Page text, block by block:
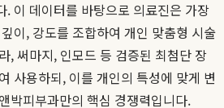
. 이 데이터를 바탕으로 의료진은 가장
이, 강도를 조합하여 개인 맞춤형 시술
, 써마지, 인모드 등 검증된 최첨단 장
사용하되, 이를 개인의 특성에 맞게 변
박피부과만의 핵심 경쟁력입니다.